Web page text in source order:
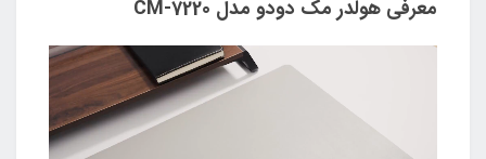
معرفی هولدر مک دودو مدل CM- 7220